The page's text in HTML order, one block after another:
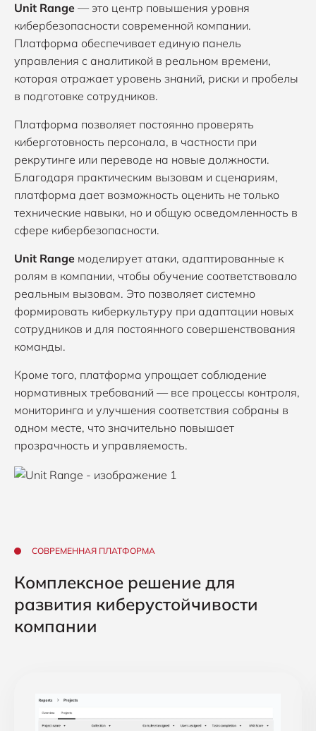
Unit Range — это центр повышения уровня
кибербезопасности современной компании.
Платформа обеспечивает единую панель
управления с аналитикой в реальном времени,
которая отражает уровень знаний, риски и пробелы
в подготовке сотрудников.
Платформа позволяет постоянно проверять
киберготовность персонала, в частности при
рекрутинге или переводе на новые должности.
Благодаря практическим вызовам и сценариям,
платформа дает возможность оценить не только
технические навыки, но и общую осведомленность в
сфере кибербезопасности.
Unit Range моделирует атаки, адаптированные к
ролям в компании, чтобы обучение соответствовало
реальным вызовам. Это позволяет системно
формировать киберкультуру при адаптации новых
сотрудников и для постоянного совершенствования
команды.
Кроме того, платформа упрощает соблюдение
нормативных требований — все процессы контроля,
мониторинга и улучшения соответствия собраны в
одном месте, что значительно повышает
прозрачность и управляемость.
СОВРЕМЕННАЯ ПЛАТФОРМА
Комплексное решение для
развития киберустойчивости
компании